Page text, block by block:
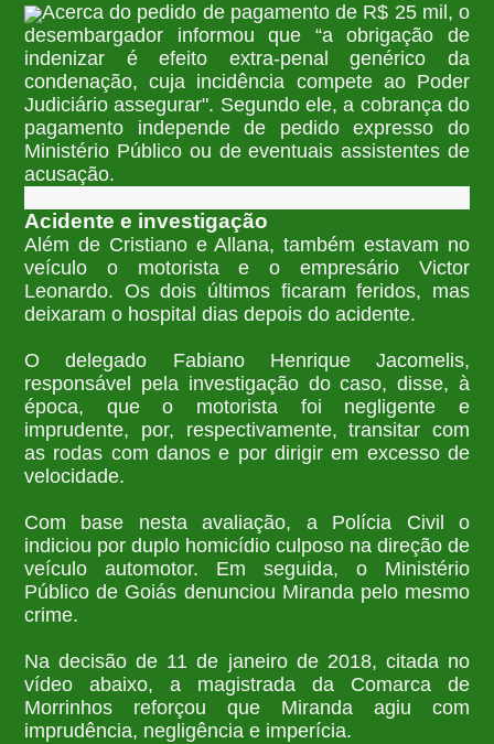
Acerca do pedido de pagamento de R$ 25 mil, o
desembargador informou que “a obrigação de
indenizar é efeito extra-penal genérico da
condenação, cuja incidência compete ao Poder
Judiciário assegurar". Segundo ele, a cobrança do
pagamento independe de pedido expresso do
Ministério Público ou de eventuais assistentes de
acusação.
Acidente e investigação
Além de Cristiano e Allana, também estavam no
veículo o motorista e o empresário Victor
Leonardo. Os dois últimos ficaram feridos, mas
deixaram o hospital dias depois do acidente.
O delegado Fabiano Henrique Jacomelis,
responsável pela investigação do caso, disse, à
época, que o motorista foi negligente e
imprudente, por, respectivamente, transitar com
as rodas com danos e por dirigir em excesso de
velocidade.
Com base nesta avaliação, a Polícia Civil o
indiciou por duplo homicídio culposo na direção de
veículo automotor. Em seguida, o Ministério
Público de Goiás denunciou Miranda pelo mesmo
crime.
Na decisão de 11 de janeiro de 2018, citada no
vídeo abaixo, a magistrada da Comarca de
Morrinhos reforçou que Miranda agiu com
imprudência, negligência e imperícia.